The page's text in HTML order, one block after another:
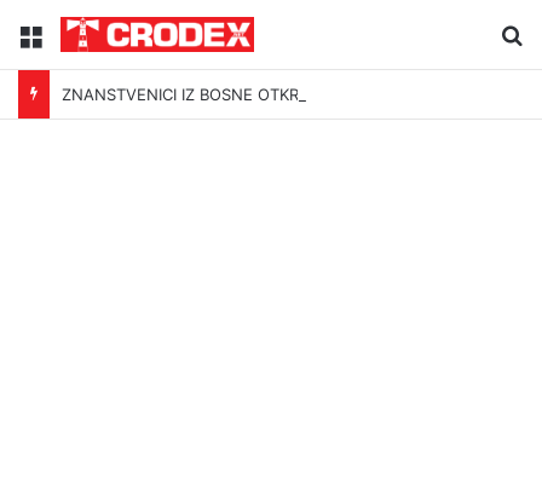
Menu
ZNANSTVENICI IZ BOSNE OTKRILI NACIZAM U – BOSNI!